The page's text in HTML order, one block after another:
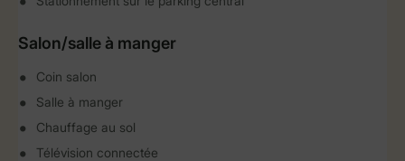
Salon/salle à manger
Coin salon
Salle à manger
Chauffage au sol
Télévision connectée